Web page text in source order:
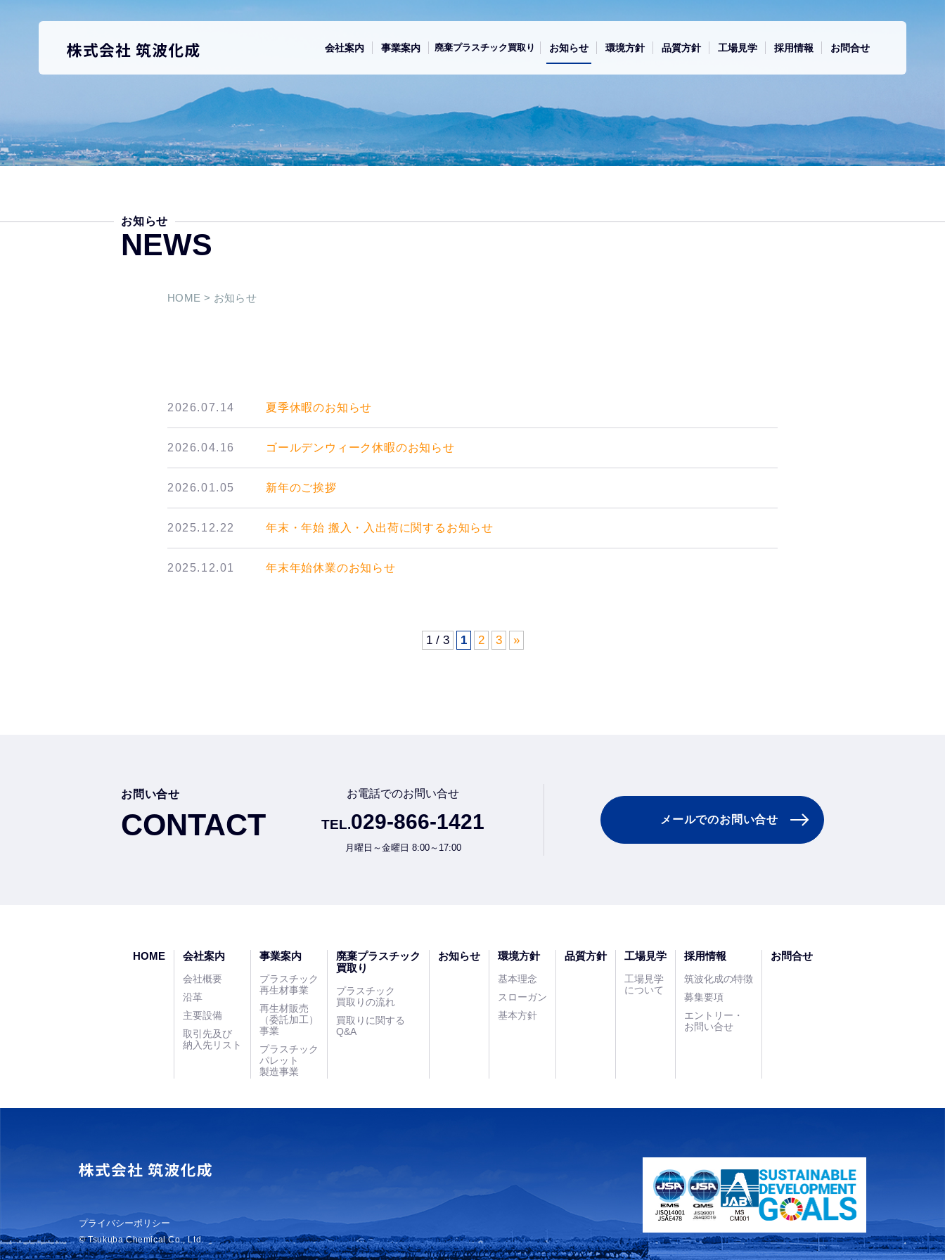
会社案内 事業案内 廃棄プラスチック買取り お知らせ 環境方針 品質方針 工場見学 採用情報 お問合せ
お知らせ
NEWS
HOME > お知らせ
2026.07.14 夏季休暇のお知らせ
2026.04.16 ゴールデンウィーク休暇のお知らせ
2026.01.05 新年のご挨拶
2025.12.22 年末・年始 搬入・入出荷に関するお知らせ
2025.12.01 年末年始休業のお知らせ
1 / 3 1 2 3 »
お問 い合せ
CONTACT
お電話でのお問い合せ
TEL.029-866-1421
月曜日～金曜日 8:00～17:00
メールでのお問 い合せ
HOME 会社案内
会社概要
沿革
主要設備
取引先及び
納入先リスト
事業案内
プラスチック
再生材事業
再生材販売
（委託加工）
事業
プラスチック
パレット
製造事業
廃棄プラスチック
買取り
プラスチック
買取りの流れ
買取りに関する
Q&A
お知らせ 環境方針
基本理念
スローガン
基本方針
品質方針 工場見学
工場見学
について
採用情報
筑波化成の特徴
募集要項
エントリー・
お問い合せ
お問合せ
プライバシーポリシー
© Tsukuba Chemical Co., Ltd.